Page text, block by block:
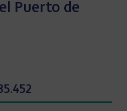
Puerto de